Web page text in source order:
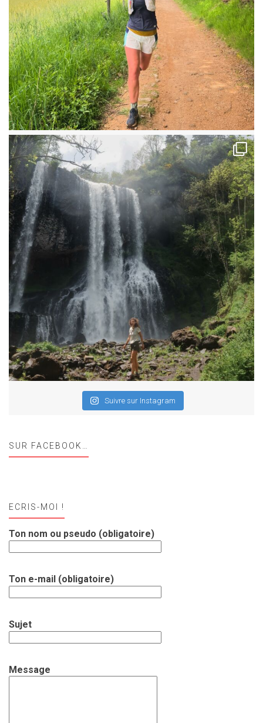
Suivre sur Instagram
SUR FACEBOOK…
ECRIS-MOI !
Ton nom ou pseudo (obligatoire)
Ton e-mail (obligatoire)
Sujet
Message